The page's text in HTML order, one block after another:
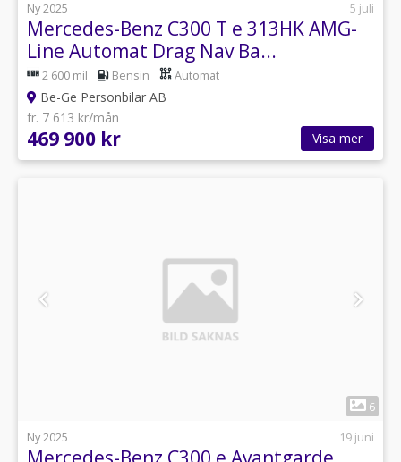
Ny 2025
5 juli
Mercedes-Benz C300 T e 313HK AMG-
Line Automat Drag Nav Ba...
2 600 mil Bensin Automat
Be-Ge Personbilar AB
fr. 7 613 kr/mån
469 900 kr Visa mer
6
Ny 2025
19 juni